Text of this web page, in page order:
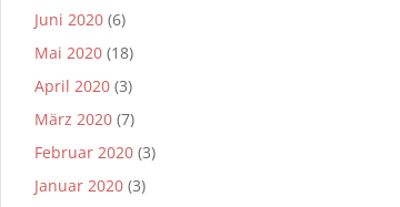
Juni 2020 (6)
Mai 2020 (18)
April 2020 (3)
März 2020 (7)
Februar 2020 (3)
Januar 2020 (3)